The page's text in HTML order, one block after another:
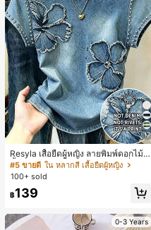
17
Resyla เสื้อยืดผู้หญิง ลายพิมพ์ดอกไม้สี
น้ำเงินวินเทจ เสื้อสำหรับออกไปเที่ยวฤ
ดูร้อน ดีไซน์กราฟิก สบายๆ อเนกประสง
องเที่ยวกลางแจ้ง
#5 ขายดี ใน หลากสี เสื้อยืดผู้หญิง
100+ sold
฿139
0-3 Years